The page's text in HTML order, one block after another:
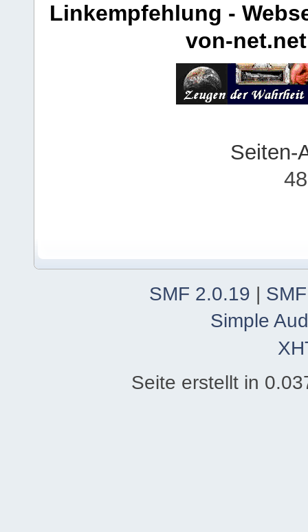
Linkempfehlung -
von-net.net
Seiten-
SMF 2.0.19 |
Simple
Seite erstellt in